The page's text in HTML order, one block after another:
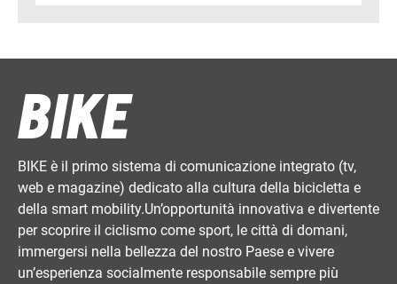
BIKE è il primo sistema di comunicazione integrato (tv,
web e magazine) dedicato alla cultura della bicicletta e
della smart mobility.Un’opportunità innovativa e divertente
per scoprire il ciclismo come sport, le città di domani,
immergersi nella bellezza del nostro Paese e vivere
un’esperienza socialmente responsabile sempre più